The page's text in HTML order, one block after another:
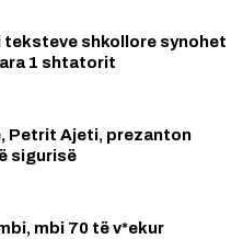
teksteve shkollore synohet
1 shtatorit
Petrit Ajeti, prezanton
sigurisë
mbi 70 të v*ekur